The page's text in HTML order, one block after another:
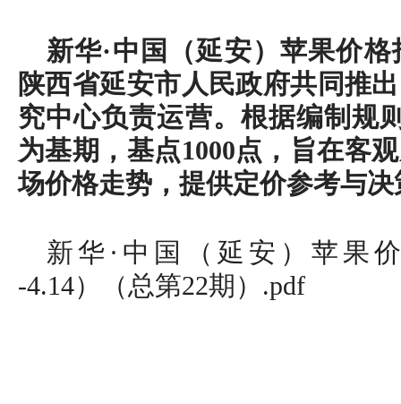
新华·中国（延安）苹果价
陕西省延安市人民政府共同推
究中心负责运营。根据编制规
为基期，基点1000点，旨在客
场价格走势，提供定价参考与
新华·中国（延安）苹果
-4.14）（总第22期）.pdf